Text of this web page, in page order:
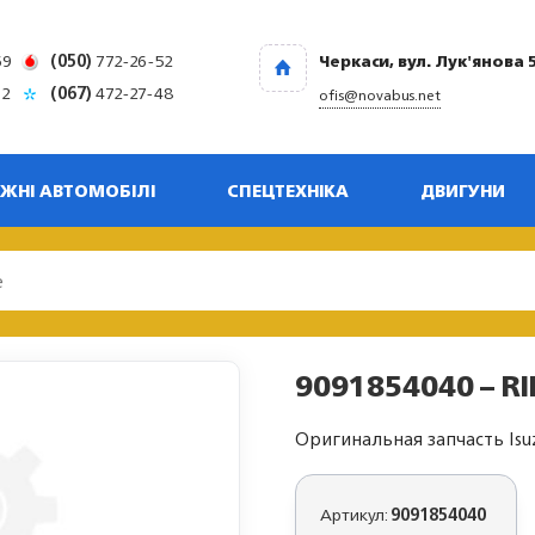
(050) 772-26-52
(067)472-27-48
Черкаси, вул. Лук'янова
ofis@novabus.net
АВТОМОБІЛІ СПЕЦТЕХНІКА ДВИГУНИ
9091854040 –
Оригинальная запчасть
Артикул:9091854040